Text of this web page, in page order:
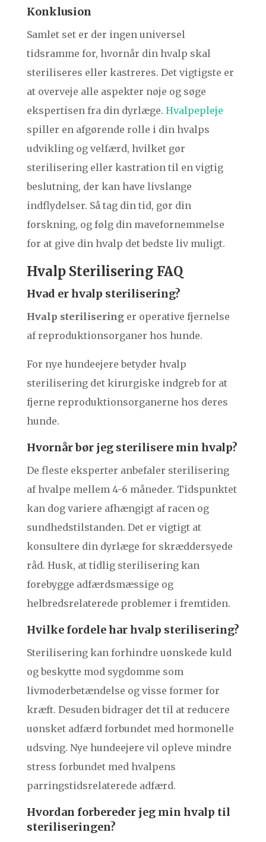
Konklusion
Samlet set er der ingen universel
tidsramme for, hvornår din hvalp skal
steriliseres eller kastreres. Det vigtigste er
at overveje alle aspekter nøje og søge
ekspertisen fra din dyrlæge. Hvalpepleje
spiller en afgørende rolle i din hvalps
udvikling og velfærd, hvilket gør
sterilisering eller kastration til en vigtig
beslutning, der kan have livslange
indflydelser. Så tag din tid, gør din
forskning, og følg din mavefornemmelse
for at give din hvalp det bedste liv muligt.
Hvalp Sterilisering FAQ
Hvad er hvalp sterilisering?
Hvalp steriliseringer operative fjernelse
af reproduktionsorganer hos hunde.
For nye hundeejere betyder hvalp
sterilisering det kirurgiske indgreb for at
fjerne reproduktionsorganerne hos deres
hunde.
Hvornår bør jeg sterilisere min hvalp?
De fleste eksperter anbefaler sterilisering
af hvalpe mellem 4-6 måneder. Tidspunktet
kan dog variere afhængigt af racen og
sundhedstilstanden. Det er vigtigt at
konsultere din dyrlæge for skræddersyede
råd. Husk, at tidlig sterilisering kan
forebygge adfærdsmæssige og
helbredsrelaterede problemer i fremtiden.
Hvilke fordele har hvalp sterilisering?
Sterilisering kan forhindre uønskede kuld
og beskytte mod sygdomme som
livmoderbetændelse og visse former for
kræft. Desuden bidrager det til at reducere
uønsket adfærd forbundet med hormonelle
udsving. Nye hundeejere vil opleve mindre
stress forbundet med hvalpens
parringstidsrelaterede adfærd.
Hvordan forbereder jeg min hvalp til
steriliseringen?